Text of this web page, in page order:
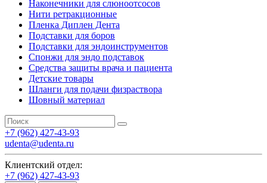
Наконечники для слюноотсосов
Нити ретракционные
Пленка Диплен Дента
Подставки для боров
Подставки для эндоинструментов
Спонжи для эндо подставок
Средства защиты врача и пациента
Детские товары
Шланги для подачи физраствора
Шовный материал
+7 (962) 427-43-93
udenta@udenta.ru
Клиентский отдел:
+7 (962) 427-43-93